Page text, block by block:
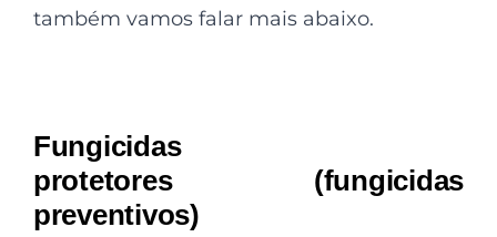
também vamos falar mais abaixo.
Fungicidas
protetores (fungicidas
preventivos)